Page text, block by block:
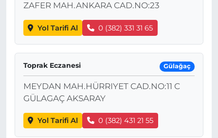
ZAFER MAH.ANKARA CAD.NO:23
Yol Tarifi Al 0 (382) 331 31 65
Toprak Eczanesi Gülağaç
MEYDAN MAH.HÜRRIYET CAD.NO:11 C
GÜLAGAÇ AKSARAY
Yol Tarifi Al 0 (382) 431 21 55